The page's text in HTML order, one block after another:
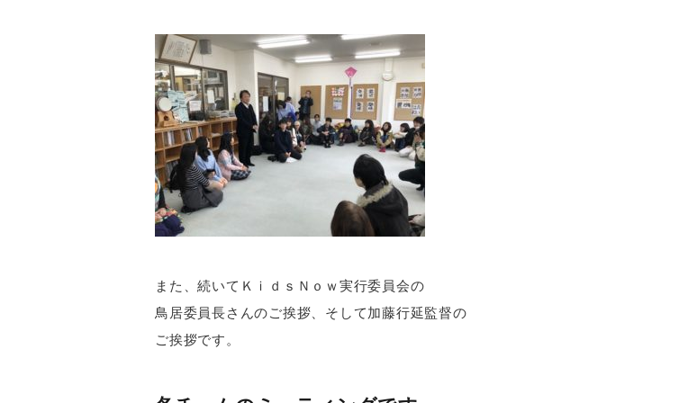
また、続いてＫｉｄｓＮｏｗ実行委員会の
鳥居委員長さんのご挨拶、そして加藤行延監督の
ご挨拶です。